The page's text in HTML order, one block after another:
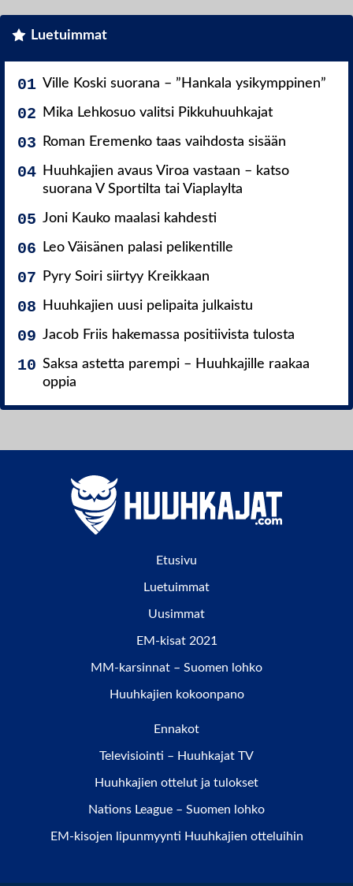
Luetuimmat
Ville Koski suorana – ”Hankala ysikymppinen”
Mika Lehkosuo valitsi Pikkuhuuhkajat
Roman Eremenko taas vaihdosta sisään
Huuhkajien avaus Viroa vastaan – katso
suorana V Sportilta tai Viaplaylta
Joni Kauko maalasi kahdesti
Leo Väisänen palasi pelikentille
Pyry Soiri siirtyy Kreikkaan
Huuhkajien uusi pelipaita julkaistu
Jacob Friis hakemassa positiivista tulosta
Saksa astetta parempi – Huuhkajille raakaa
oppia
Etusivu
Luetuimmat
Uusimmat
EM-kisat 2021
MM-karsinnat – Suomen lohko
Huuhkajien kokoonpano
Ennakot
Televisiointi – Huuhkajat TV
Huuhkajien ottelut ja tulokset
Nations League – Suomen lohko
EM-kisojen lipunmyynti Huuhkajien otteluihin